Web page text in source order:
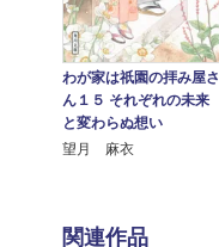
わが家は祇園の拝み屋さ
ん１５ それぞれの未来
と変わらぬ想い
望月 麻衣
関連作品